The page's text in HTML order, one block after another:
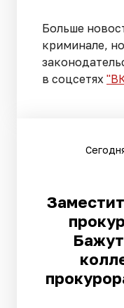
Больше
криминале,
в соцсетях